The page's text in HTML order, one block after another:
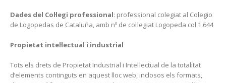
Dades del Col·legi professional: professional colegiat al Colegio
de Logopedas de Cataluña, amb nº de col·legiat Logopeda col 1.644
Propietat intel·lectual i industrial
Tots els drets de Propietat Industrial i Intel·lectual de la totalitat
d’elements continguts en aquest lloc web, inclosos els formats,